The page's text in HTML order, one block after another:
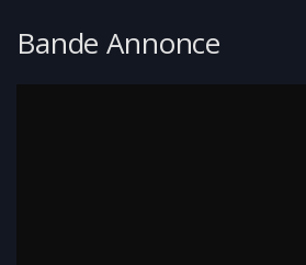
Bande Annonce